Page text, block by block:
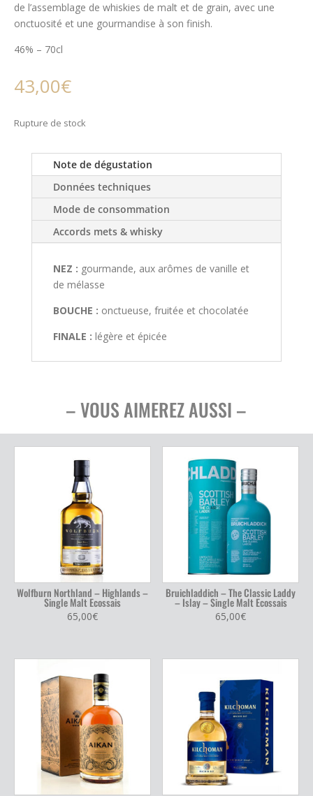
de l’assemblage de whiskies de malt et de grain, avec une
onctuosité et une gourmandise à son finish.
46% – 70cl
43,00€
Rupture de stock
Note de dégustation
Données techniques
Mode de consommation
Accords mets & whisky
NEZ : gourmande, aux arômes de vanille et
de mélasse
BOUCHE : onctueuse, fruitée et chocolatée
FINALE : légère et épicée
– VOUS AIMEREZ AUSSI –
Wolfburn Northland – Highlands –
Single Malt Ecossais
65,00€
Bruichladdich – The Classic Laddy
– Islay – Single Malt Ecossais
65,00€